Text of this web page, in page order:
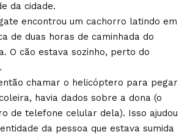
da cidade.
encontrou um cachorro latindo em
de duas horas de caminhada do
O cão estava sozinho, perto do
chamar o helicóptero para pegar
havia dados sobre a dona (o
de telefone celular dela). Isso ajudou
da pessoa que estava sumida